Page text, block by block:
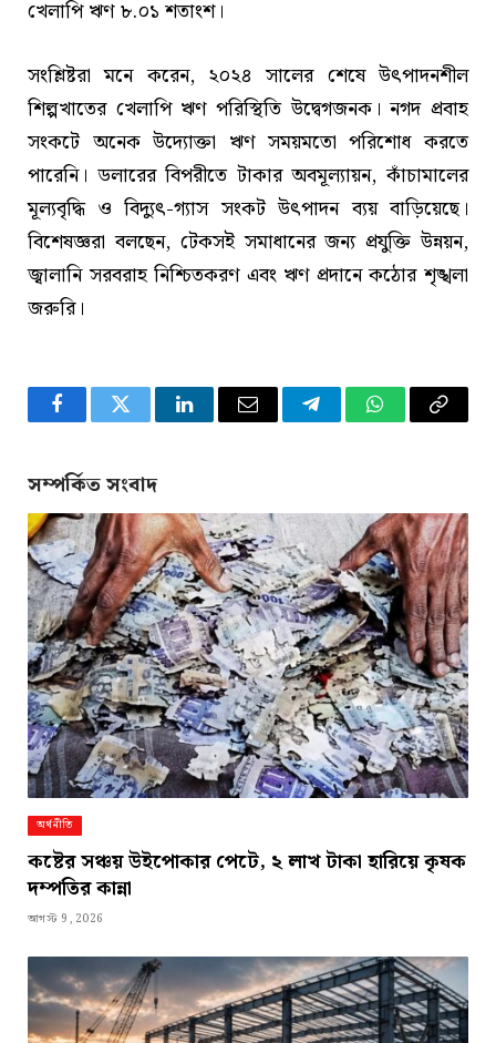
খেলাপি ঋণ ৮.০১ শতাংশ।
সংশ্লিষ্টরা মনে করেন, ২০২৪ সালের শেষে উৎপাদনশীল
শিল্পখাতের খেলাপি ঋণ পরিস্থিতি উদ্বেগজনক। নগদ প্রবাহ
সংকটে অনেক উদ্যোক্তা ঋণ সময়মতো পরিশোধ করতে
পারেনি। ডলারের বিপরীতে টাকার অবমূল্যায়ন, কাঁচামালের
মূল্যবৃদ্ধি ও বিদ্যুৎ-গ্যাস সংকট উৎপাদন ব্যয় বাড়িয়েছে।
বিশেষজ্ঞরা বলছেন, টেকসই সমাধানের জন্য প্রযুক্তি উন্নয়ন,
জ্বালানি সরবরাহ নিশ্চিতকরণ এবং ঋণ প্রদানে কঠোর শৃঙ্খলা
জরুরি।
FacebookTwitter LinkedInEmail TelegramWhatsApp
Copy
সম্পর্কিত সংবাদ
অর্থনীতি
কষ্টের সঞ্চয় উইপোকার পেটে, ২ লাখ টাকা হারিয়ে কৃষক
দম্পতির কান্না
আগস্ট 9, 2026